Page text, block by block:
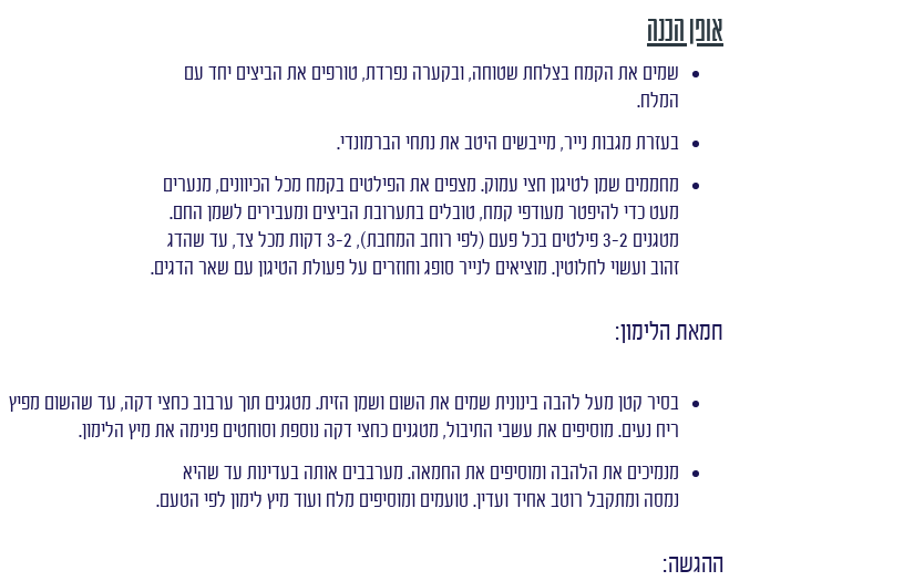
אופן הכנה
שמים את הקמח בצלחת שטוחה, ובקערה נפרדת, טורפים את הביצים יחד עם
המלח.
בעזרת מגבות נייר, מייבשים היטב את נתחי הברמונדי.
מחממים שמן לטיגון חצי עמוק. מצפים את הפילטים בקמח מכל הכיוונים, מנערים
מעט כדי להיפטר מעודפי קמח, טובלים בתערובת הביצים ומעבירים לשמן החם.
מטגנים 3-2 פילטים בכל פעם (לפי רוחב המחבת), 3-2 דקות מכל צד, עד שהדג
זהוב ועשוי לחלוטין. מוציאים לנייר סופג וחוזרים על פעולת הטיגון עם שאר הדגים.
חמאת הלימון:
בסיר קטן מעל להבה בינונית שמים את השום ושמן הזית. מטגנים תוך ערבוב כחצי דקה, עד שהשום מפיץ
ריח נעים. מוסיפים את עשבי התיבול, מטגנים כחצי דקה נוספת וסוחטים פנימה את מיץ הלימון.
מנמיכים את הלהבה ומוסיפים את החמאה. מערבבים אותה בעדינות עד שהיא
נמסה ומתקבל רוטב אחיד ועדין. טועמים ומוסיפים מלח ועוד מיץ לימון לפי הטעם.
ההגשה: